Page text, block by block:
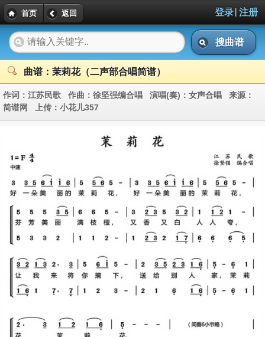
首页 返回 登录| 注册
搜曲谱
曲谱：茉莉花（二声部合唱简谱）
作词： 江苏民歌 作曲： 徐坚强编合唱 演唱(奏)： 女声合唱 来源：
简谱网 上传： 小花儿357